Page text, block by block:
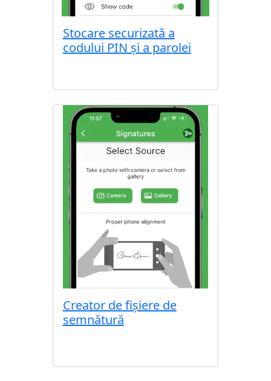
Stocare securizată a
codului PIN și a parolei
Creator de fișiere de
semnătură